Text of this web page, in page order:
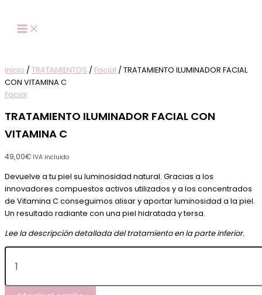
contenido
Inicio / TRATAMIENTOS / Facial / TRATAMIENTO ILUMINADOR FACIAL
CON VITAMINA C
Facial
TRATAMIENTO ILUMINADOR FACIAL CON
VITAMINA C
49,00€ IVA incluido
Devuelve a tu piel su luminosidad natural. Gracias a los
innovadores compuestos activos utilizados y a los concentrados
de Vitamina C conseguimos alisar y aportar luminosidad a la piel.
Un resultado radiante con una piel hidratada y tersa.
Lee la descripción detallada del tratamiento en la parte inferior.
FACIAL
cantidad
Las
elegir
producto
hasta